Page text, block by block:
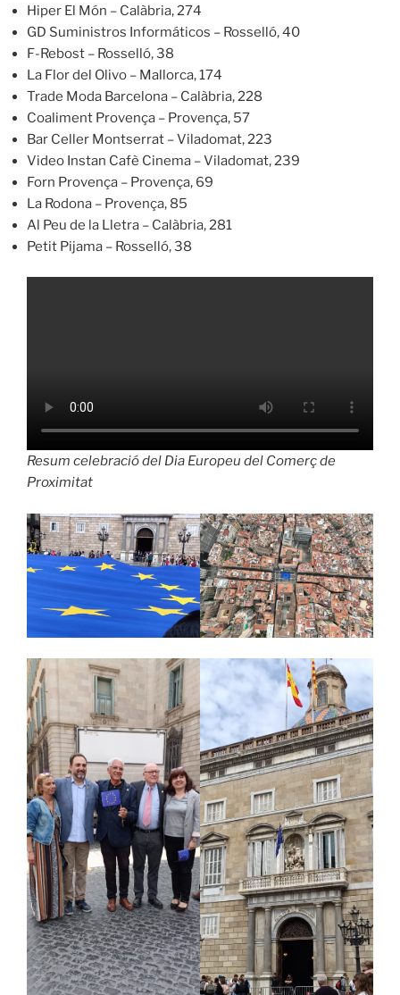
Hiper El Món – Calàbria, 274
GD Suministros Informáticos – Rosselló, 40
F-Rebost – Rosselló, 38
La Flor del Olivo – Mallorca, 174
Trade Moda Barcelona – Calàbria, 228
Coaliment Provença – Provença, 57
Bar Celler Montserrat – Viladomat, 223
Video Instan Cafè Cinema – Viladomat, 239
Forn Provença – Provença, 69
La Rodona – Provença, 85
Al Peu de la Lletra – Calàbria, 281
Petit Pijama – Rosselló, 38
Resum celebració del Dia Europeu del Comerç de
Proximitat